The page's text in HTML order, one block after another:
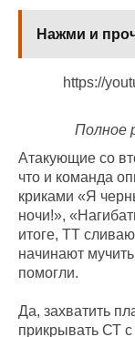
Нажми и
https://
Полное
Атакующие со
что и команда
криками «Я
ночи!»,
итоге, ТТ
начинают
помогли.
Да, захватить
прикрывать СТ с